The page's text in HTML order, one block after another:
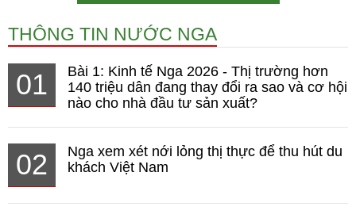
THÔNG TIN NƯỚC NGA
01
Bài 1: Kinh tế Nga 2026 - Thị trường hơn
140 triệu dân đang thay đổi ra sao và cơ hội
nào cho nhà đầu tư sản xuất?
02
Nga xem xét nới lỏng thị thực để thu hút du
khách Việt Nam